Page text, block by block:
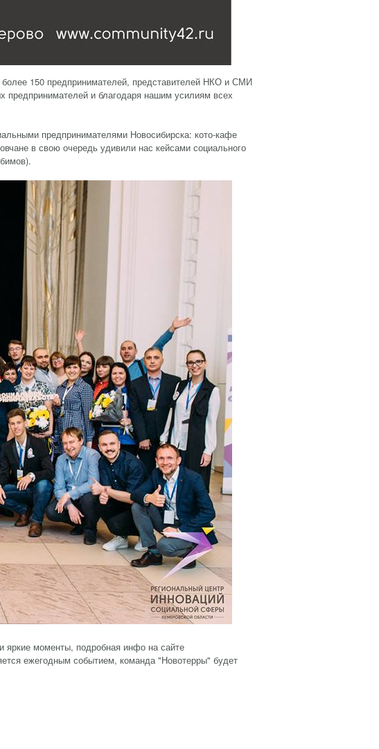
150 предпринимателей, представителей НКО и СМИ
предпринимателей и благодаря нашим усилиям всех
предпринимателями Новосибирска: кото-кафе
в свою очередь удивили нас кейсами социального
яркие моменты, подробная инфо на сайте
ежегодным событием, команда "Новотерры" будет